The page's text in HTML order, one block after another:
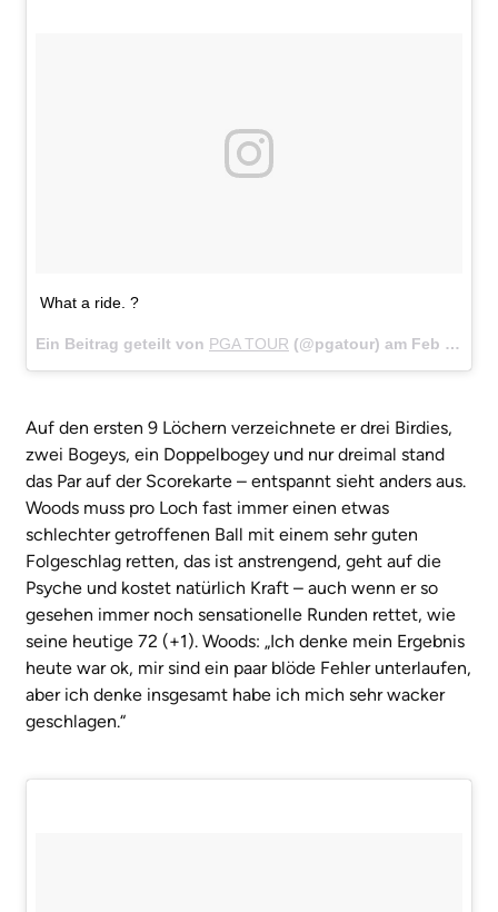
What a ride. ?
Ein Beitrag geteilt von PGA TOUR (@pgatour) am Feb 15, 2018 um 10:16 PST
Auf den ersten 9 Löchern verzeichnete er drei Birdies,
zwei Bogeys, ein Doppelbogey und nur dreimal stand
das Par auf der Scorekarte – entspannt sieht anders aus.
Woods muss pro Loch fast immer einen etwas
schlechter getroffenen Ball mit einem sehr guten
Folgeschlag retten, das ist anstrengend, geht auf die
Psyche und kostet natürlich Kraft – auch wenn er so
gesehen immer noch sensationelle Runden rettet, wie
seine heutige 72 (+1). Woods: „Ich denke mein Ergebnis
heute war ok, mir sind ein paar blöde Fehler unterlaufen,
aber ich denke insgesamt habe ich mich sehr wacker
geschlagen.“